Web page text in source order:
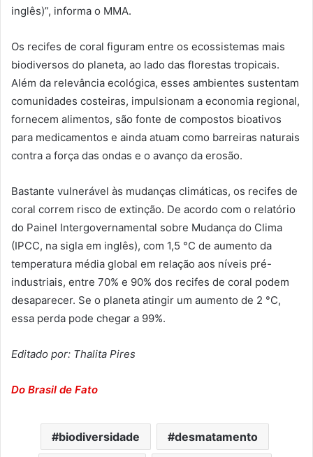
inglês)”, informa o MMA.
Os recifes de coral figuram entre os ecossistemas mais
biodiversos do planeta, ao lado das florestas tropicais.
Além da relevância ecológica, esses ambientes sustentam
comunidades costeiras, impulsionam a economia regional,
fornecem alimentos, são fonte de compostos bioativos
para medicamentos e ainda atuam como barreiras naturais
contra a força das ondas e o avanço da erosão.
Bastante vulnerável às mudanças climáticas, os recifes de
coral correm risco de extinção. De acordo com o relatório
do Painel Intergovernamental sobre Mudança do Clima
(IPCC, na sigla em inglês), com 1,5 °C de aumento da
temperatura média global em relação aos níveis pré-
industriais, entre 70% e 90% dos recifes de coral podem
desaparecer. Se o planeta atingir um aumento de 2 °C,
essa perda pode chegar a 99%.
Editado por: Thalita Pires
Do Brasil de Fato
biodiversidade desmatamento